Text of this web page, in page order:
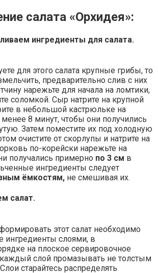
салата «Орхидея»:
ингредиенты для салата.
для этого салата крупные грибы, то
предварительно слив с них
нарежьте для начала на ломтики,
соломкой. Сыр натрите на крупной
в небольшой кастрюльке на
8 минут, чтобы они получились
Затем поместите их под холодную
очистите от скорлупы и натрите на
по-корейски нарежьте на
получались примерно по 3 см в
ингредиенты следует
ёмкостям, не смешивая их.
салат.
этот салат необходимо
ингредиенты слоями, в
на плоское сервировочное
слой промазывать не толстым
старайтесь распределять